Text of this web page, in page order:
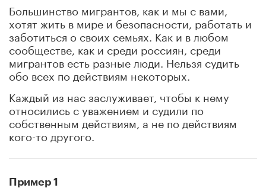
Большинство мигрантов, как и мы с вами,
хотят жить в мире и безопасности, работать и
заботиться о своих семьях. Как и в любом
сообществе, как и среди россиян, среди
мигрантов есть разные люди. Нельзя судить
обо всех по действиям некоторых.
Каждый из нас заслуживает, чтобы к нему
относились с уважением и судили по
собственным действиям, а не по действиям
кого-то другого.
Пример 1